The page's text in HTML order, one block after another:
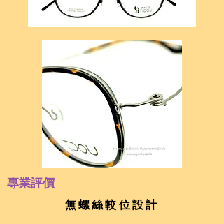
專業評價
​無螺絲較位設計